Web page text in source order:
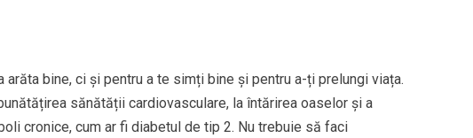
bine, ci și pentru a te simți bine și pentru a-ți prelungi viața.
sănătății cardiovasculare, la întărirea oaselor și a
cronice, cum ar fi diabetul de tip 2. Nu trebuie să faci